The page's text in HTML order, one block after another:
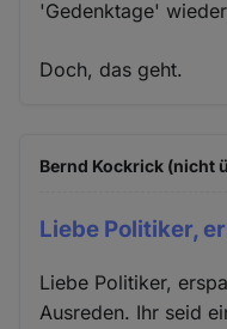
'Gedenktage'
Doch, das geht.
Bernd Kockrick (nicht
Liebe Politiker,
Liebe Politiker,
Ausreden. Ihr seid